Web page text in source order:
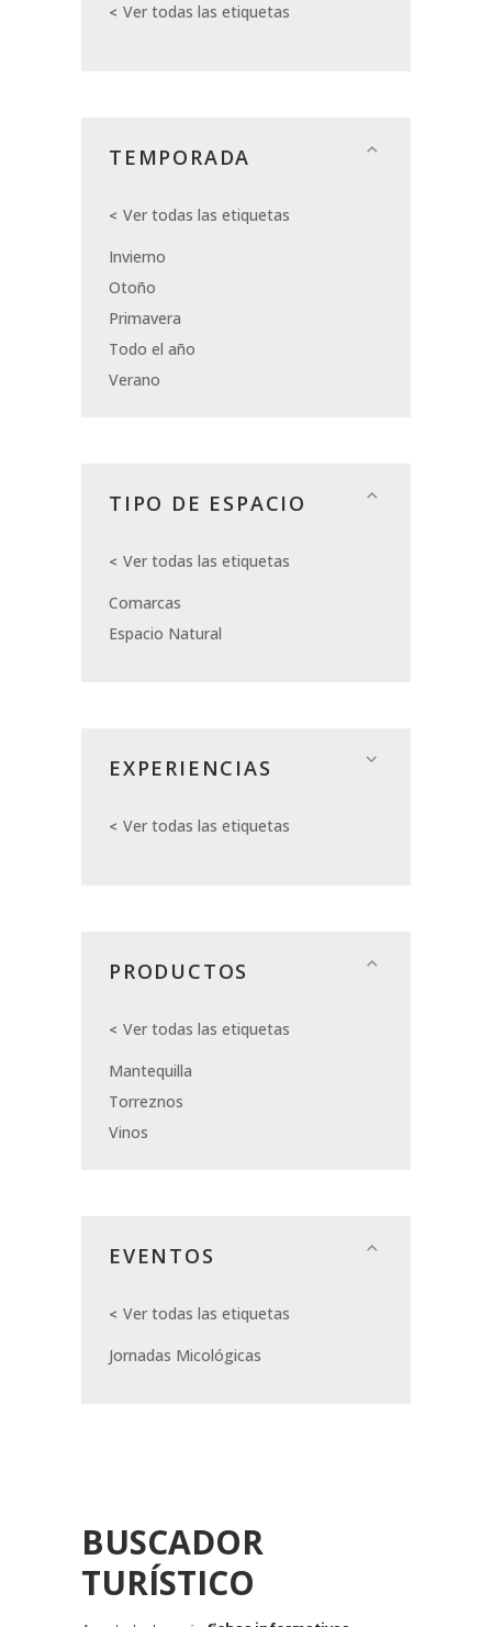
Ver todas las etiquetas
TEMPORADA
Ver todas las etiquetas
Invierno
Otoño
Primavera
Todo el año
Verano
TIPO DE ESPACIO
Ver todas las etiquetas
Comarcas
Espacio Natural
EXPERIENCIAS
Ver todas las etiquetas
PRODUCTOS
Ver todas las etiquetas
Mantequilla
Torreznos
Vinos
EVENTOS
Ver todas las etiquetas
Jornadas Micológicas
BUSCADOR
TURÍSTICO